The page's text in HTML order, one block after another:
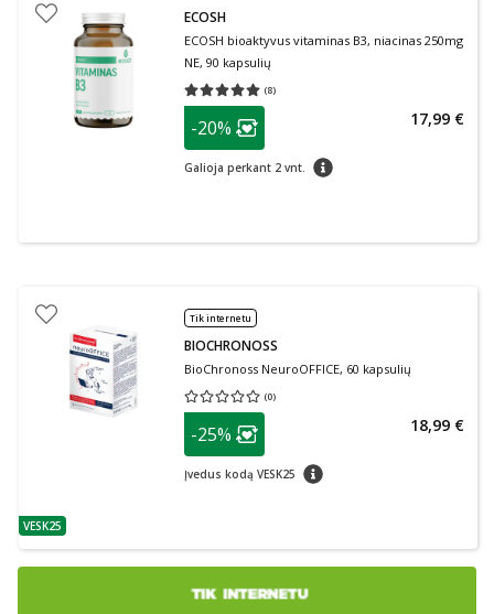
ECOSH
ECOSH bioaktyvus vitaminas B3, niacinas 250mg
NE, 90 kapsulių
(8)
Vidutinis įvertinimas 5.00
patarimas
Lojalumo klubo narių nuolaida
-20%
Galioja perkant 2 vnt. patarimas
17,99 €
patarimas
VESK25
Tik internetu
BIOCHRONOSS
BioChronoss NeuroOFFICE, 60 kapsulių
(0)
Vidutinis įvertinimas 0.00
patarimas
Lojalumo klubo narių nuolaida
-25%
Įvedus kodą VESK25 patarimas
18,99 €